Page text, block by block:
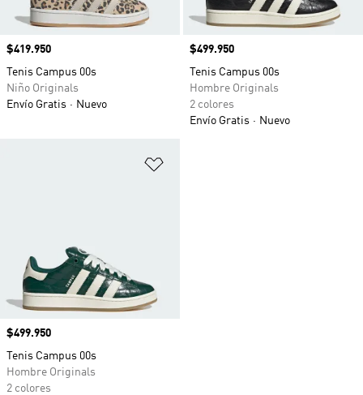
Precio
$419.950
Tenis Campus 00s
Niño Originals
Envío Gratis
Nuevo
Precio
$499.950
Tenis Campus 00s
Hombre Originals
2 colores
Envío Gratis
Nuevo
Precio
$499.950
Tenis Campus 00s
Hombre Originals
2 colores